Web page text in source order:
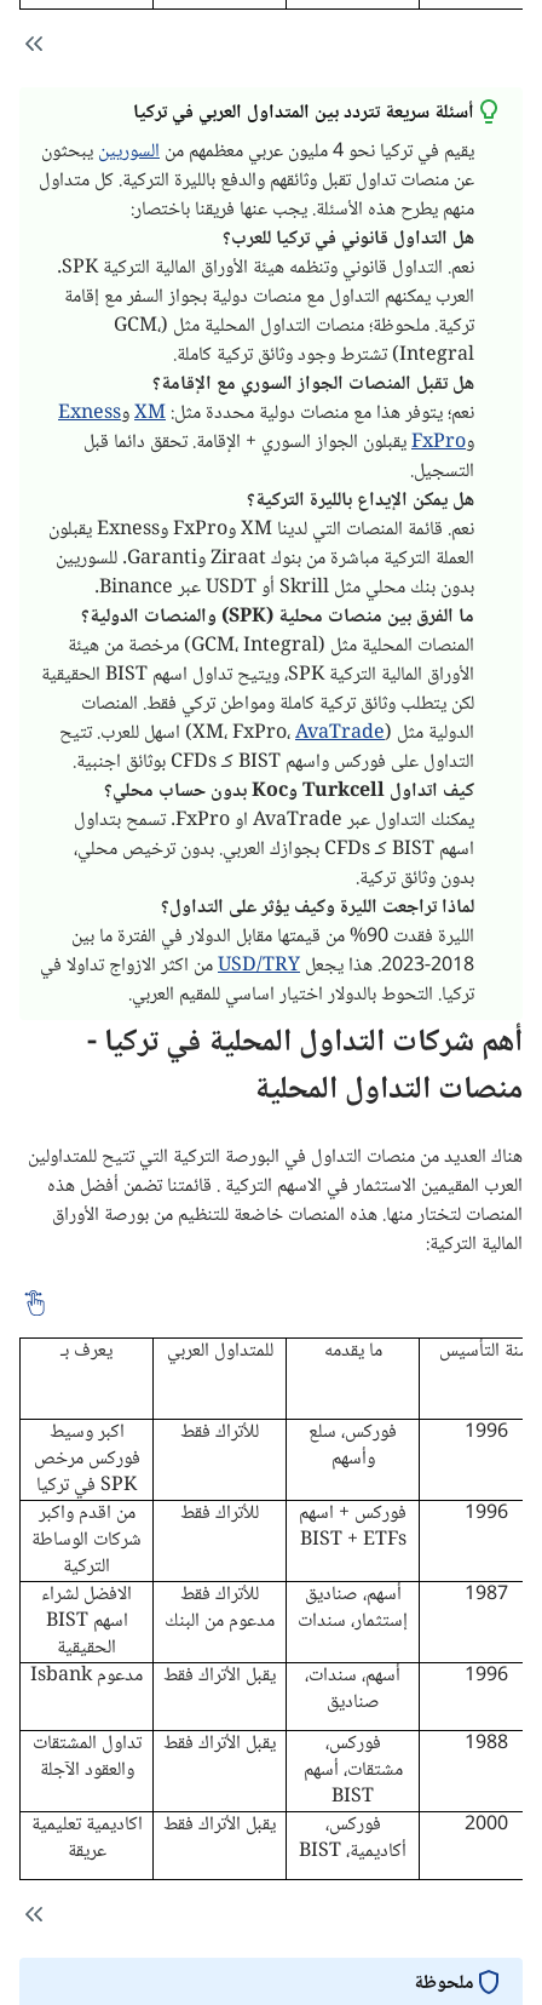
أسئلة سريعة تتردد بين المتداول العربي في تركيا
يقيم في تركيا نحو 4 مليون عربي معظمهم من
السوريينيبحثون
عن منصات تداول تقبل وثائقهم والدفع بالليرة التركية. كل متداول
منهم يطرح هذه الأسئلة. يجب عنها فريقنا باختصار:
هل التداول قانوني في تركيا للعرب؟
نعم. التداول قانوني وتنظمه هيئة الأوراق المالية التركية SPK.
العرب يمكنهم التداول مع منصات دولية بجواز السفر مع إقامة
تركية. ملحوظة؛ منصات التداول المحلية مثل (GCM،
Integral) تشترط وجود وثائق تركية كاملة.
هل تقبل المنصات الجواز السوري مع الإقامة؟
نعم؛ يتوفر هذا مع منصات دولية محددة مثل:XMوExness
وFxProيقبلون الجواز السوري + الإقامة. تحقق دائما قبل
التسجيل.
هل يمكن الإيداع بالليرة التركية؟
نعم. قائمة المنصات التي لدينا XM وFxPro وExness يقبلون
العملة التركية مباشرة من بنوك Ziraat وGaranti. للسوريين
بدون بنك محلي مثل Skrill أو USDT عبر Binance.
ما الفرق بين منصات محلية (SPK) والمنصات الدولية؟
المنصات المحلية مثل (GCM، Integral) مرخصة من هيئة
الأوراق المالية التركية SPK، ويتيح تداول اسهم BIST الحقيقية
لكن يتطلب وثائق تركية كاملة ومواطن تركي فقط. المنصات
الدولية مثل (XM، FxPro،AvaTrade
) اسهل للعرب. تتيح
التداول على فوركس واسهم BIST كـ CFDs بوثائق اجنبية.
كيف اتداول Turkcell وKoc بدون حساب محلي؟
يمكنك التداول عبر AvaTrade او FxPro. تسمح بتداول
اسهم BIST كـ CFDs بجوازك العربي. بدون ترخيص محلي،
بدون وثائق تركية.
لماذا تراجعت الليرة وكيف يؤثر على التداول؟
الليرة فقدت 90% من قيمتها مقابل الدولار في الفترة ما بين
2018-2023. هذا يجعل
USD/TRYمن اكثر الازواج تداولا في
تركيا. التحوط بالدولار اختيار اساسي للمقيم العربي.
أهم شركات التداول المحلية في تركيا -
منصات التداول المحلية
هناك العديد من منصات التداول في البورصة التركية التي تتيح للمتداولين
العرب المقيمين الاستثمار في الاسهم التركية . قائمتنا تضمن أفضل هذه
المنصات لتختار منها. هذه المنصات خاضعة للتنظيم من بورصة الأوراق
المالية التركية:
يعرف بـ للمتداول العربي ما يقدمه سنة التأسيس
اكبر وسيط
فوركس مرخص
SPK في تركيا
للأتراك فقط
فوركس، سلع
وأسهم
1996
من اقدم واكبر
شركات الوساطة
التركية
للأتراك فقط
فوركس + اسهم
BIST + ETFs
1996
الافضل لشراء
اسهم BIST
الحقيقية
للأتراك فقط
مدعوم من البنك
أسهم، صناديق
إستثمار، سندات
1987
مدعوم Isbank يقبل الأتراك فقط
أسهم، سندات،
صناديق
1996
تداول المشتقات
والعقود الآجلة
يقبل الأتراك فقط
فوركس،
مشتقات، أسهم
BIST
1988
اكاديمية تعليمية
عريقة
يقبل الأتراك فقط
فوركس،
أكاديمية، BIST
2000
ملحوظة